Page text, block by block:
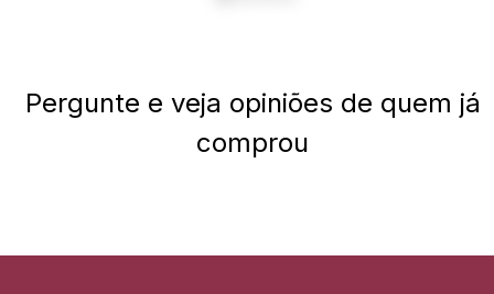
Pergunte e veja opiniões de quem já
comprou